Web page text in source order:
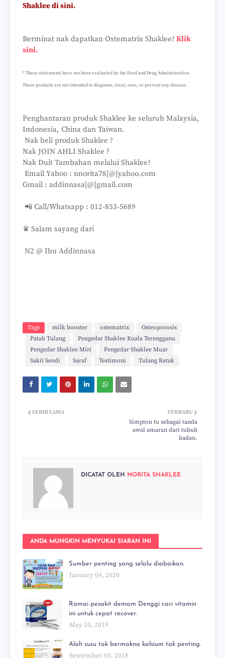
Shaklee di sini.
Berminat nak dapatkan Ostematrix Shaklee?Klik
sini.
* These statements have not been evaluated by the Food and Drug Administration.
These products are not intended to diagnose, treat, cure, or prevent any disease.
Penghantaran produk Shaklee ke seluruh Malaysia,
Indonesia, China dan Taiwan.
Nak beli produk Shaklee ?
Nak JOIN AHLI Shaklee ?
Nak Duit Tambahan melalui Shaklee?
Email Yahoo : nnorita78[@]yahoo.com
Gmail : addinnasa[@]gmail.com
📲 Call/Whatsapp : 012-853-5689
♛ Salam sayang dari
N2 @ Ibu Addinnasa
Tags milk booster ostematrix
Osteoporosis
Patah Tulang
Pengedar Shaklee Kuala Terengganu
Pengedar Shaklee Miri
Pengedar Shaklee Muar
Sakit Sendi
Saraf Testimoni Tulang Retak
TERBARU
Simpton tu sebagai tanda
awal amaran dari tubuh
badan.
LEBIH LAMA
DICATAT OLEH NORITA SHAKLEE
ANDA MUNGKIN MENYUKAI SIARAN INI
Sumber penting yang selalu diabaikan.
January 04, 2020
Ramai pesakit demam Denggi cari vitamin
ini untuk cepat recover.
May 10, 2019
Alah susu tak bermakna kalsium tak penting.
September 05, 2018